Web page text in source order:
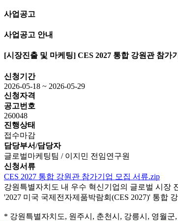
사업공고
사업공고 안내
[시장진출 및 마케팅] CES 2027 통합 강원관 참가
신청기간
2026-05-18 ~ 2026-05-29
신청자격
공고번호
260048
진행상태
접수마감
담당부서/담당자
글로벌마케팅팀 / 이지민 전임연구원
신청서류
CES 2027 통합 강원관 참가기업 모집 서류.zip
강원특별자치도 내 우수 혁신기업의 글로벌 시장
'2027 미국 국제전자제품박람회(CES 2027)' 통합
* 강원특별자치도, 원주시, 춘천시, 강릉시, 영월